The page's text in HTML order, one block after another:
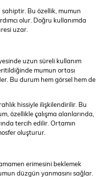
Bu özellik, mumun
olur. Doğru kullanımda
uzar.
uzun süreli kullanım
mumun ortası
Bu durum hem görsel hem de
hissiyle ilişkilendirilir. Bu
özellikle çalışma alanlarında,
tercih edilir. Ortamın
oluşturur.
erimesini beklemek
düzgün yanmasını sağlar.